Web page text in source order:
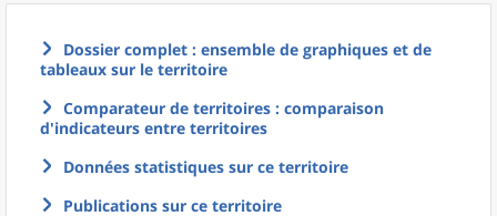
Dossier complet : ensemble de graphiques et de
tableaux sur le territoire
Comparateur de territoires : comparaison
d'indicateurs entre territoires
Données statistiques sur ce territoire
Publications sur ce territoire